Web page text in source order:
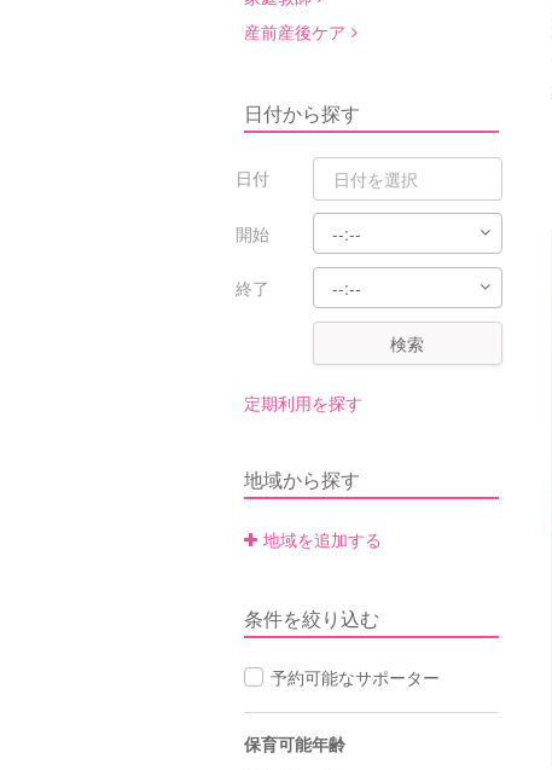
産前産後ケア
日付から探す
日付
開始
終了
検索
定期利用を探す
地域から探す
地域を追加する
条件を絞り込む
予約可能なサポーター
保育可能年齢